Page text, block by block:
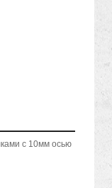
с 10мм осью